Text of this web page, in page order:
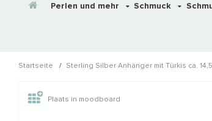
Perlen und mehr Schmuck
Startseite / Sterling Silber Anhänger mit Türkis ca.
Wellicht zijn deze
Plaats in moodboard